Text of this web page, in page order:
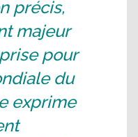
précis,
majeur
pour
du
exprime